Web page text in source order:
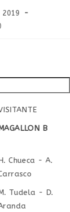
B
Chueca - A.
Tudela - D.